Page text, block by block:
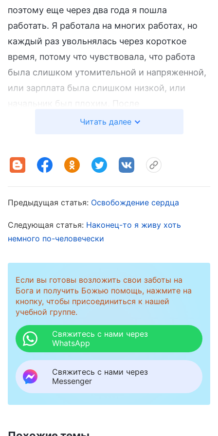
поэтому еще через два года я пошла
работать. Я работала на многих работах, но
каждый раз увольнялась через короткое
время, потому что чувствовала, что работа
была слишком утомительной и напряженной,
или зарплата была слишком низкой, или
начальник был плохим. После
повторяющихся неудач я полностью потеряла
отошла очень далеко от реальности.
Всемогущего Бога последних дней. С тех пор
мой образ жизни и даже вся моя жизнь
полностью изменились. В слове Бога я
контролировать себя: несмотря на
постоянную суету и заботу о самом себе,
человек так и остается неспособным себя
контролировать. Если бы ты знал, что ждет
тебя в будущем, если бы мог
контролировать собственную участь,
остался бы ты при этом творением?
(Слово,
том I. Божье явление и работа. Восстановление
Читать далее
Предыдущая статья: Освобождение сердца
Следующая статья: Наконец-то я живу хоть
немного по-человечески
Если вы готовы возложить свои заботы на
Бога и получить Божью помощь, нажмите на
кнопку, чтобы присоединиться к нашей
учебной группе.
Свяжитесь с нами через
WhatsApp
Свяжитесь с нами через
Messenger